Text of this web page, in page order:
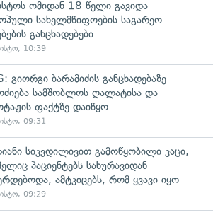
ომიდან 18 წელი გავიდა —
სახელმწიფოების საგარეო
განცხადებები
10:39
გიორგი ბარამიძის განცხადებაზე
სამშობლოს ღალატისა და
ფაქტზე დაიწყო
09:31
სიკვდილივით გამოწყობილი კაცი,
პაციენტებს სახურავიდან
ამტკიცებს, რომ ყვავი იყო
09:29